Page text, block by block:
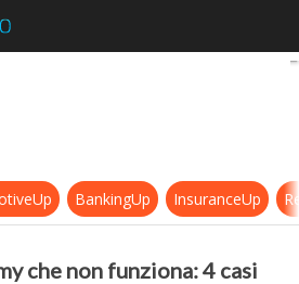
La sharing economy che non
BankingUp InsuranceUp
che non funziona: 4 casi